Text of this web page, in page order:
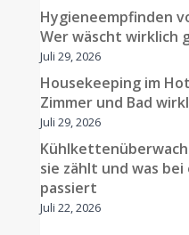
Hygieneempfinden
Wer wäscht wirklich
Juli 29, 2026
Housekeeping im
Zimmer und Bad
Juli 29, 2026
sie zählt und was
passiert
Juli 22, 2026